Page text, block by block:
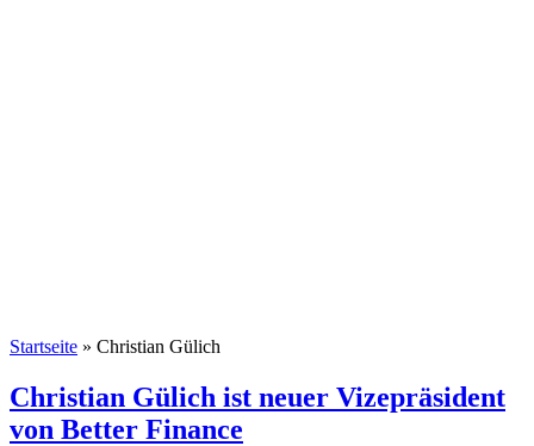
Startseite » Christian Gülich
Christian Gülich ist neuer Vizepräsident
von Better Finance